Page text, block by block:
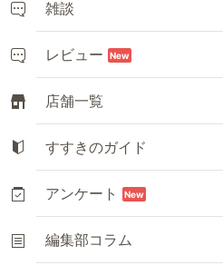
雑談
レビュー New
店舗一覧
すすきのガイド
アンケート New
編集部コラム